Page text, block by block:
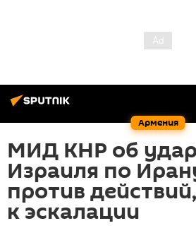
Армения
МИД КНР об
Израиля по
против
к эскалации